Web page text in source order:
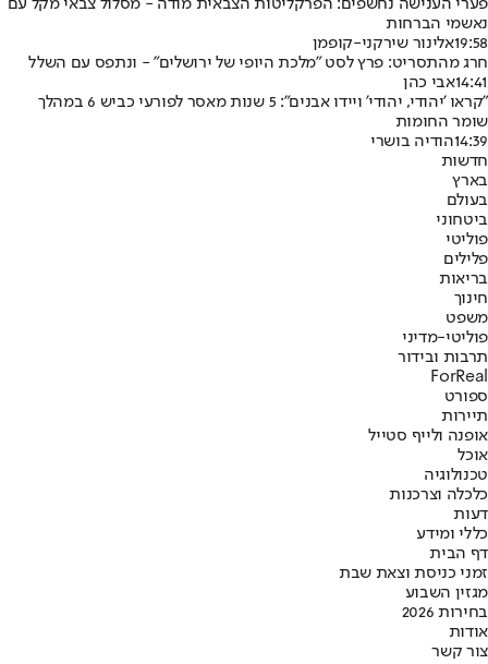
פערי הענישה נחשפים: הפרקליטות הצבאית מודה - מסלול צבאי מקל עם
נאשמי הברחות
19:58אלינור שירקני-קופמן
חרג מהתסריט: פרץ לסט "מלכת היופי של ירושלים" - ונתפס עם השלל
14:41אבי כהן
"קראו 'יהודי, יהודי' ויידו אבנים": 5 שנות מאסר לפורעי כביש 6 במהלך
שומר החומות
14:39הודיה בושרי
חדשות
בארץ
בעולם
ביטחוני
פוליטי
פלילים
בריאות
חינוך
משפט
פוליטי-מדיני
תרבות ובידור
ForReal
ספורט
תיירות
אופנה ולייף סטייל
אוכל
טכנולוגיה
כלכלה וצרכנות
דעות
כללי ומידע
דף הבית
זמני כניסת וצאת שבת
מגזין השבוע
בחירות 2026
אודות
צור קשר